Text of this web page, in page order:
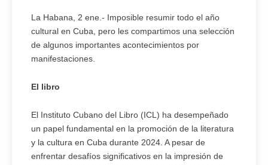
La Habana, 2 ene.- Imposible resumir todo el año
cultural en Cuba, pero les compartimos una selección
de algunos importantes acontecimientos por
manifestaciones.
El libro
El Instituto Cubano del Libro (ICL) ha desempeñado
un papel fundamental en la promoción de la literatura
y la cultura en Cuba durante 2024. A pesar de
enfrentar desafíos significativos en la impresión de